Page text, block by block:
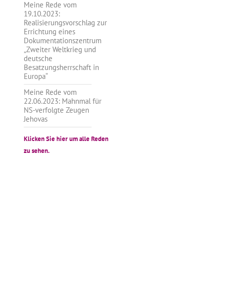
Meine Rede vom
19.10.2023:
Realisierungsvorschlag zur
Errichtung eines
Dokumentationszentrum
„Zweiter Weltkrieg und
deutsche
Besatzungsherrschaft in
Europa“
Meine Rede vom
22.06.2023: Mahnmal für
NS-verfolgte Zeugen
Jehovas
Klicken Sie hier um alle Reden
zu sehen.